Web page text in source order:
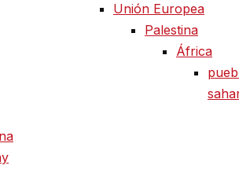
Unión Europea
Palestina
África